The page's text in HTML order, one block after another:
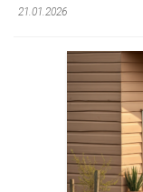
21.01.2026